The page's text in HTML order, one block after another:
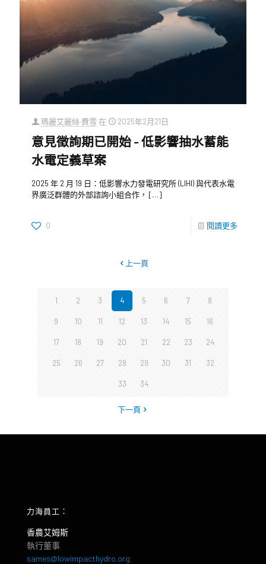
瑪麗艾麗絲·費雪 在 2025年2月21日
意見徵詢期已開始 – 低影響抽水蓄能
水電定義草案
2025 年 2 月 19 日：低影響水力發電研究所 (LIHI) 與代表水電
界廣泛群體的外部諮詢小組合作， […]
0 閱讀更多
上一頁
1 2 3 4 5 6 7 8
9 10 11 12 13 14 15 16
17 18 19 20 21 22 23 24
25 26 27 28 29 30 31 32
33 34
下一頁
力海員工：
香農艾姆斯
執行董事
sames@lowimpacthydro.org